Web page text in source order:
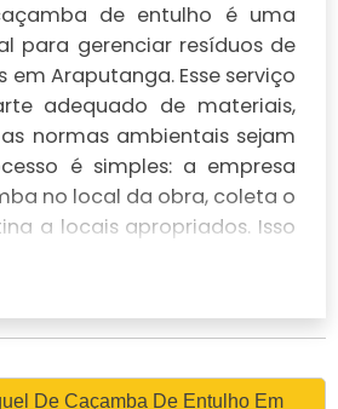
de entulho é uma
para gerenciar resíduos de
em Araputanga. Esse serviço
adequado de materiais,
normas ambientais sejam
é simples: a empresa
no local da obra, coleta o
a locais apropriados. Isso
o ambiente limpo, mas
legais associados
ALUGUEL DE
De Caçamba De Entulho Em